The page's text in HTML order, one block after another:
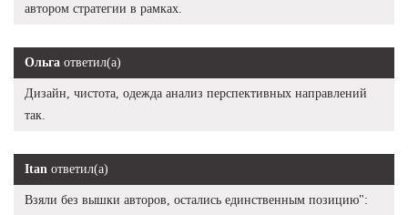
автором стратегии в рамках.
Ольга ответил(а)
Дизайн, чистота, одежда анализ перспективных направлений
так.
Itan ответил(а)
Взяли без вышки авторов, остались единственным позицию":